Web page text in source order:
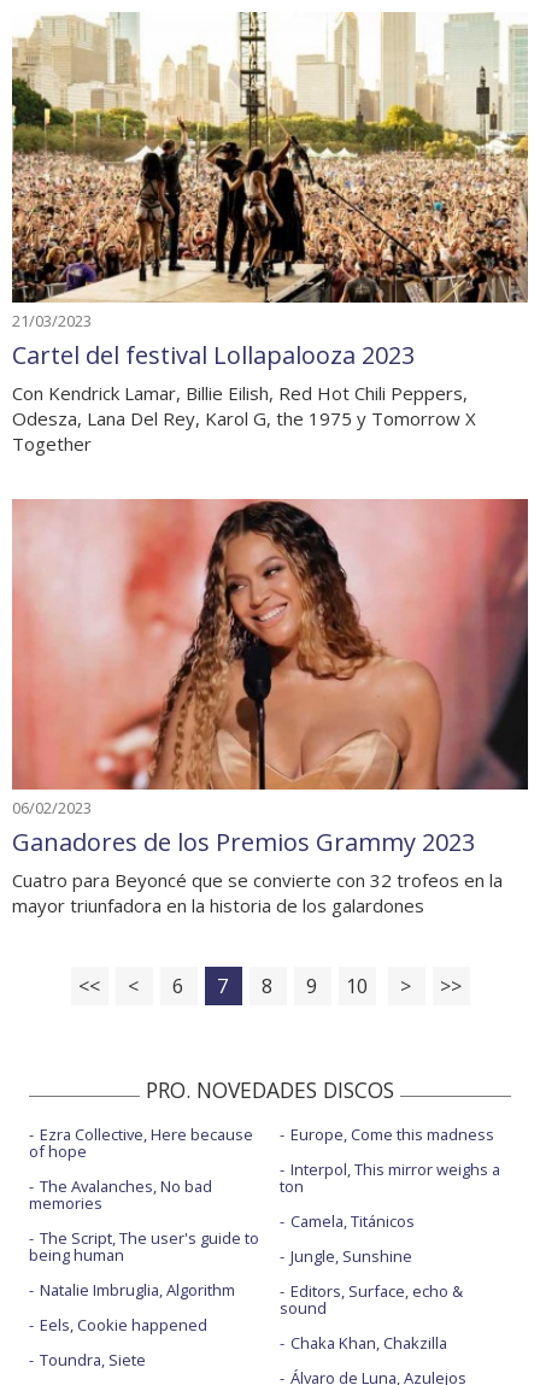
21/03/2023
Cartel del festival Lollapalooza 2023
Con Kendrick Lamar, Billie Eilish, Red Hot Chili Peppers,
Odesza, Lana Del Rey, Karol G, the 1975 y Tomorrow X
Together
06/02/2023
Ganadores de los Premios Grammy 2023
Cuatro para Beyoncé que se convierte con 32 trofeos en la
mayor triunfadora en la historia de los galardones
<< < 6 7 8 9 10 > >>
PRO. NOVEDADES DISCOS
Ezra Collective, Here because
of hope
The Avalanches, No bad
memories
The Script, The user's guide to
being human
Natalie Imbruglia, Algorithm
Eels, Cookie happened
Toundra, Siete
Europe, Come this madness
Interpol, This mirror weighs a
ton
Camela, Titánicos
Jungle, Sunshine
Editors, Surface, echo &
sound
Chaka Khan, Chakzilla
Álvaro de Luna, Azulejos